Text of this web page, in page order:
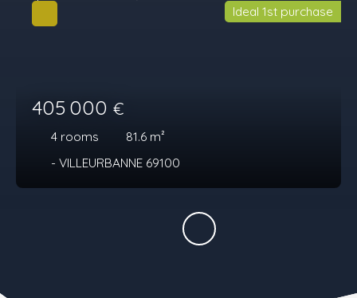
405 000 €
4 rooms 81.6 m²
- VILLEURBANNE 69100
Ideal 1st purchase